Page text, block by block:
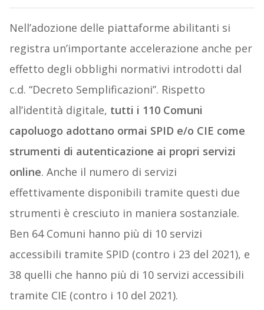
Nell’adozione delle piattaforme abilitanti si
registra un’importante accelerazione anche per
effetto degli obblighi normativi introdotti dal
c.d. “Decreto Semplificazioni”. Rispetto
all’identità digitale, tutti i 110 Comuni
capoluogo adottano ormai SPID e/o CIE come
strumenti di autenticazione ai propri servizi
online. Anche il numero di servizi
effettivamente disponibili tramite questi due
strumenti è cresciuto in maniera sostanziale.
Ben 64 Comuni hanno più di 10 servizi
accessibili tramite SPID (contro i 23 del 2021), e
38 quelli che hanno più di 10 servizi accessibili
tramite CIE (contro i 10 del 2021).